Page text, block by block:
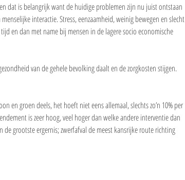
dat is belangrijk want de huidige problemen zijn nu juist ontstaan
interactie. Stress, eenzaamheid, weinig bewegen en slecht
en dan met name bij mensen in de lagere socio economische
van de gehele bevolking daalt en de zorgkosten stijgen.
en groen deels, het hoeft niet eens allemaal, slechts zo’n 10% per
is zeer hoog, veel hoger dan welke andere interventie dan
grootste ergernis; zwerfafval de meest kansrijke route richting